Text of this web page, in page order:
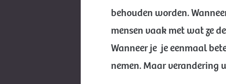
behouden worden.
mensen vaak met wat ze
Wanneer je je eenmaal
nemen. Maar verandering